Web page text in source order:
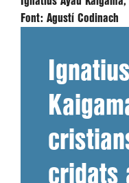
Font: Agustí Codinach
cridats